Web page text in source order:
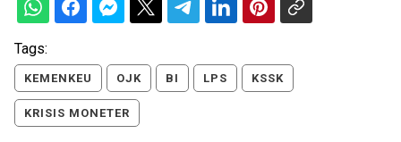
Tags:
KEMENKEU OJK BI LPS KSSK
KRISIS MONETER